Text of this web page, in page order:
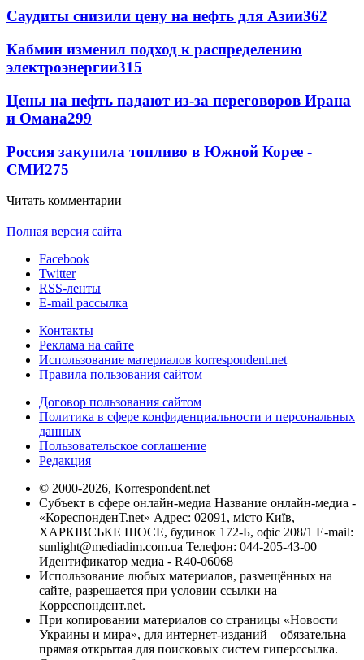
Саудиты снизили цену на нефть для Азии362
Кабмин изменил подход к распределению
электроэнергии315
Цены на нефть падают из-за переговоров Ирана
и Омана299
Россия закупила топливо в Южной Корее -
СМИ275
Читать комментарии
Полная версия сайта
Facebook
Twitter
RSS-ленты
E-mail рассылка
Контакты
Реклама на сайте
Использование материалов korrespondent.net
Правила пользования сайтом
Договор пользования сайтом
Политика в сфере конфиденциальности и персональных
данных
Пользовательское соглашение
Редакция
© 2000-2026, Korrespondent.net
Субъект в сфере онлайн-медиа Название онлайн-медиа -
«КореспонденТ.net» Адрес: 02091, місто Київ,
ХАРКІВСЬКЕ ШОСЕ, будинок 172-Б, офіс 208/1 E-mail:
sunlight@mediadim.com.ua Телефон: 044-205-43-00
Идентификатор медиа - R40-06068
Использование любых материалов, размещённых на
сайте, разрешается при условии ссылки на
Корреспондент.net.
При копировании материалов со страницы «Новости
Украины и мира», для интернет-изданий – обязательна
прямая открытая для поисковых систем гиперссылка.